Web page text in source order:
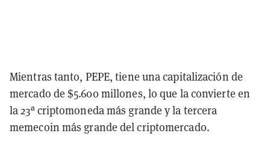
Mientras tanto, PEPE, tiene una capitalización de
mercado de $5.600 millones, lo que la convierte en
la 23ª criptomoneda más grande y la tercera
memecoin más grande del criptomercado.